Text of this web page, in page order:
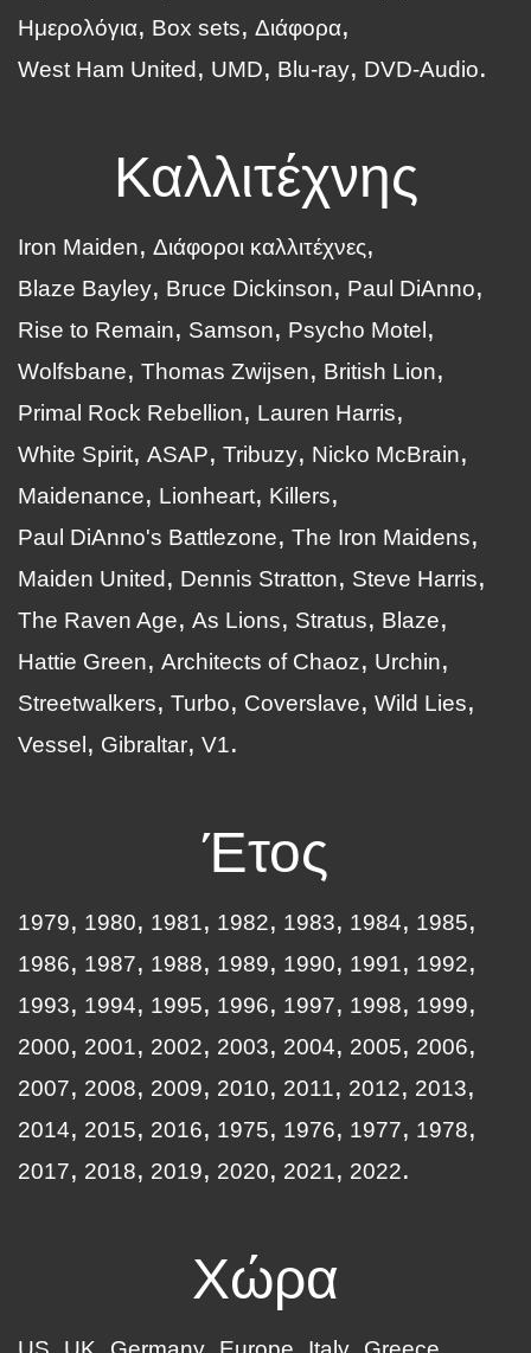
Ημερολόγια
Box sets
Διάφορα
West Ham United
UMD Blu-ray DVD-Audio
Καλλιτέχνης
Iron Maiden
Διάφοροι καλλιτέχνες
Blaze Bayley
Bruce Dickinson
Paul DiAnno
Rise to Remain
Samson
Psycho Motel
Wolfsbane
Thomas Zwijsen
British Lion
Primal Rock Rebellion
Lauren Harris
White Spirit ASAP Tribuzy
Nicko McBrain
Maidenance
Lionheart
Killers
Paul DiAnno's Battlezone
The Iron Maidens
Maiden United
Dennis Stratton
Steve Harris
The Raven Age
As Lions Stratus
Blaze
Hattie Green
Architects of Chaoz
Urchin
Streetwalkers
Turbo Coverslave
Wild Lies
Vessel
Gibraltar V1
Έτος
1979 1980 1981 1982 1983 1984
1985
1986
1987 1988 1989 1990 1991
1992
1993
1994 1995 1996 1997 1998
1999
2000
2001 2002 2003 2004 2005
2006
2007
2008 2009 2010 2011 2012
2013
2014
2015 2016 1975 1976 1977
1978
2017
2018 2019 2020 2021 2022
Χώρα